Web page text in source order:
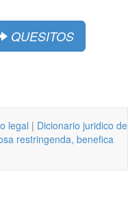
QUESITOS
legal | Dicionario juridico de
restringenda, benefica